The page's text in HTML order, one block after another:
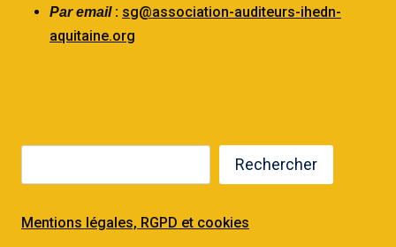
Par email: sg@association-auditeurs-ihedn-
aquitaine.org
Rechercher
Mentions légales, RGPD et cookies